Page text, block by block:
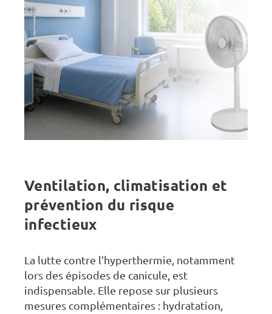
Ventilation, climatisation et
prévention du risque
infectieux
La lutte contre l’hyperthermie, notamment
lors des épisodes de canicule, est
indispensable. Elle repose sur plusieurs
mesures complémentaires : hydratation,